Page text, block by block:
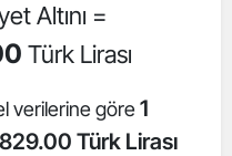
Altını =
Türk Lirası
verilerine göre 1
Türk Lirası